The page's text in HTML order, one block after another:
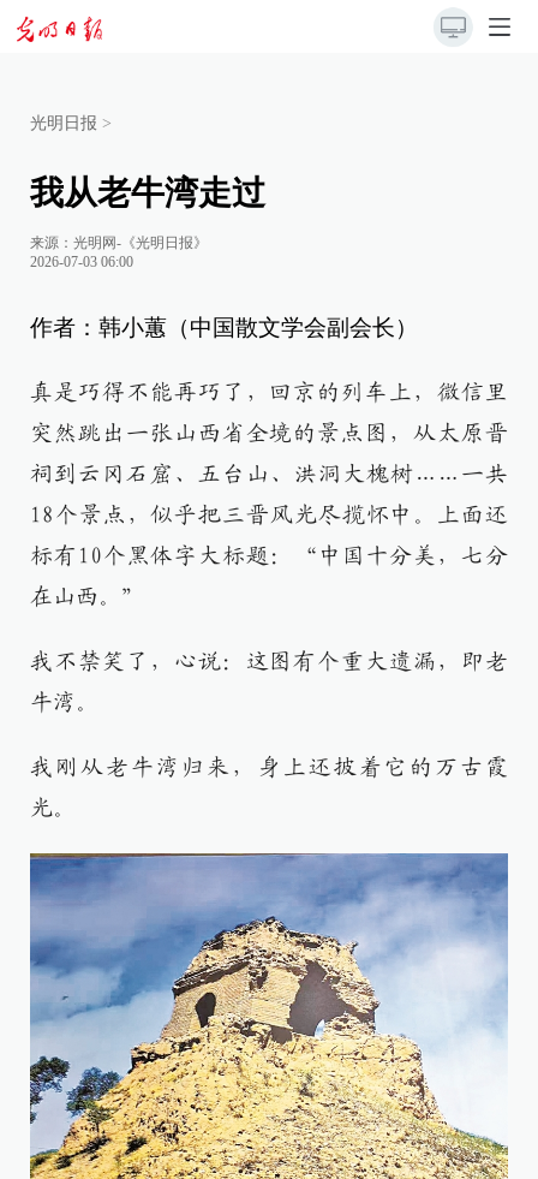
光明日报 >
我从老牛湾走过
来源： 光明网-《光明日报》
2026-07-03 06:00
作者：韩小蕙（中国散文学会副会长）
真是巧得不能再巧了，回京的列车上，微信里
突然跳出一张山西省全境的景点图，从太原晋
祠到云冈石窟、五台山、洪洞大槐树……一共
18个景点，似乎把三晋风光尽揽怀中。上面还
标有10个黑体字大标题：“中国十分美，七分
在山西。”
我不禁笑了，心说：这图有个重大遗漏，即老
牛湾。
我刚从老牛湾归来，身上还披着它的万古霞
光。